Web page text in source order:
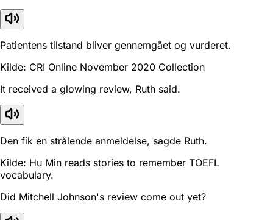
Patientens tilstand bliver gennemgået og vurderet.
Kilde: CRI Online November 2020 Collection
It received a glowing review, Ruth said.
Den fik en strålende anmeldelse, sagde Ruth.
Kilde: Hu Min reads stories to remember TOEFL
vocabulary.
Did Mitchell Johnson's review come out yet?